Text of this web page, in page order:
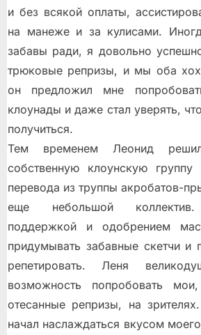
и без всякой оплаты,
на манеже и за кулисами.
забавы ради, я довольно
трюковые репризы, и мы оба
он предложил мне
клоунады и даже стал уверять,
получиться.
Тем временем Леонид
собственную клоунскую
перевода из труппы акробатов-
еще небольшой коллектив.
поддержкой и одобрением
придумывать забавные скетчи и
репетировать. Леня
возможность попробовать
отесанные репризы, на
начал наслаждаться вкусом